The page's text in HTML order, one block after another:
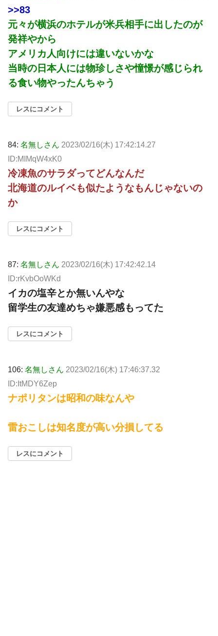
>>83
元々が横浜のホテルが米兵相手に出したのが
発祥やから
アメリカ人向けには違いないかな
当時の日本人には物珍しさや憧憬が感じられ
る食い物やったんちゃう
レスにコメント
84: 名無しさん 2023/02/16(木) 17:42:14.27
ID:MIMqW4xK0
冷凍魚のサラダってどんなんだ
北海道のルイベも似たようなもんじゃないの
か
レスにコメント
87: 名無しさん 2023/02/16(木) 17:42:42.14
ID:rKvbOoWKd
イカの塩辛とか無いんやな
留学生の友達めちゃ嫌悪感もってた
レスにコメント
106: 名無しさん 2023/02/16(木) 17:46:37.32
ID:ItMDY6Zep
ナポリタンは昭和の味なんや
雷おこしは知名度が高い分損してる
レスにコメント